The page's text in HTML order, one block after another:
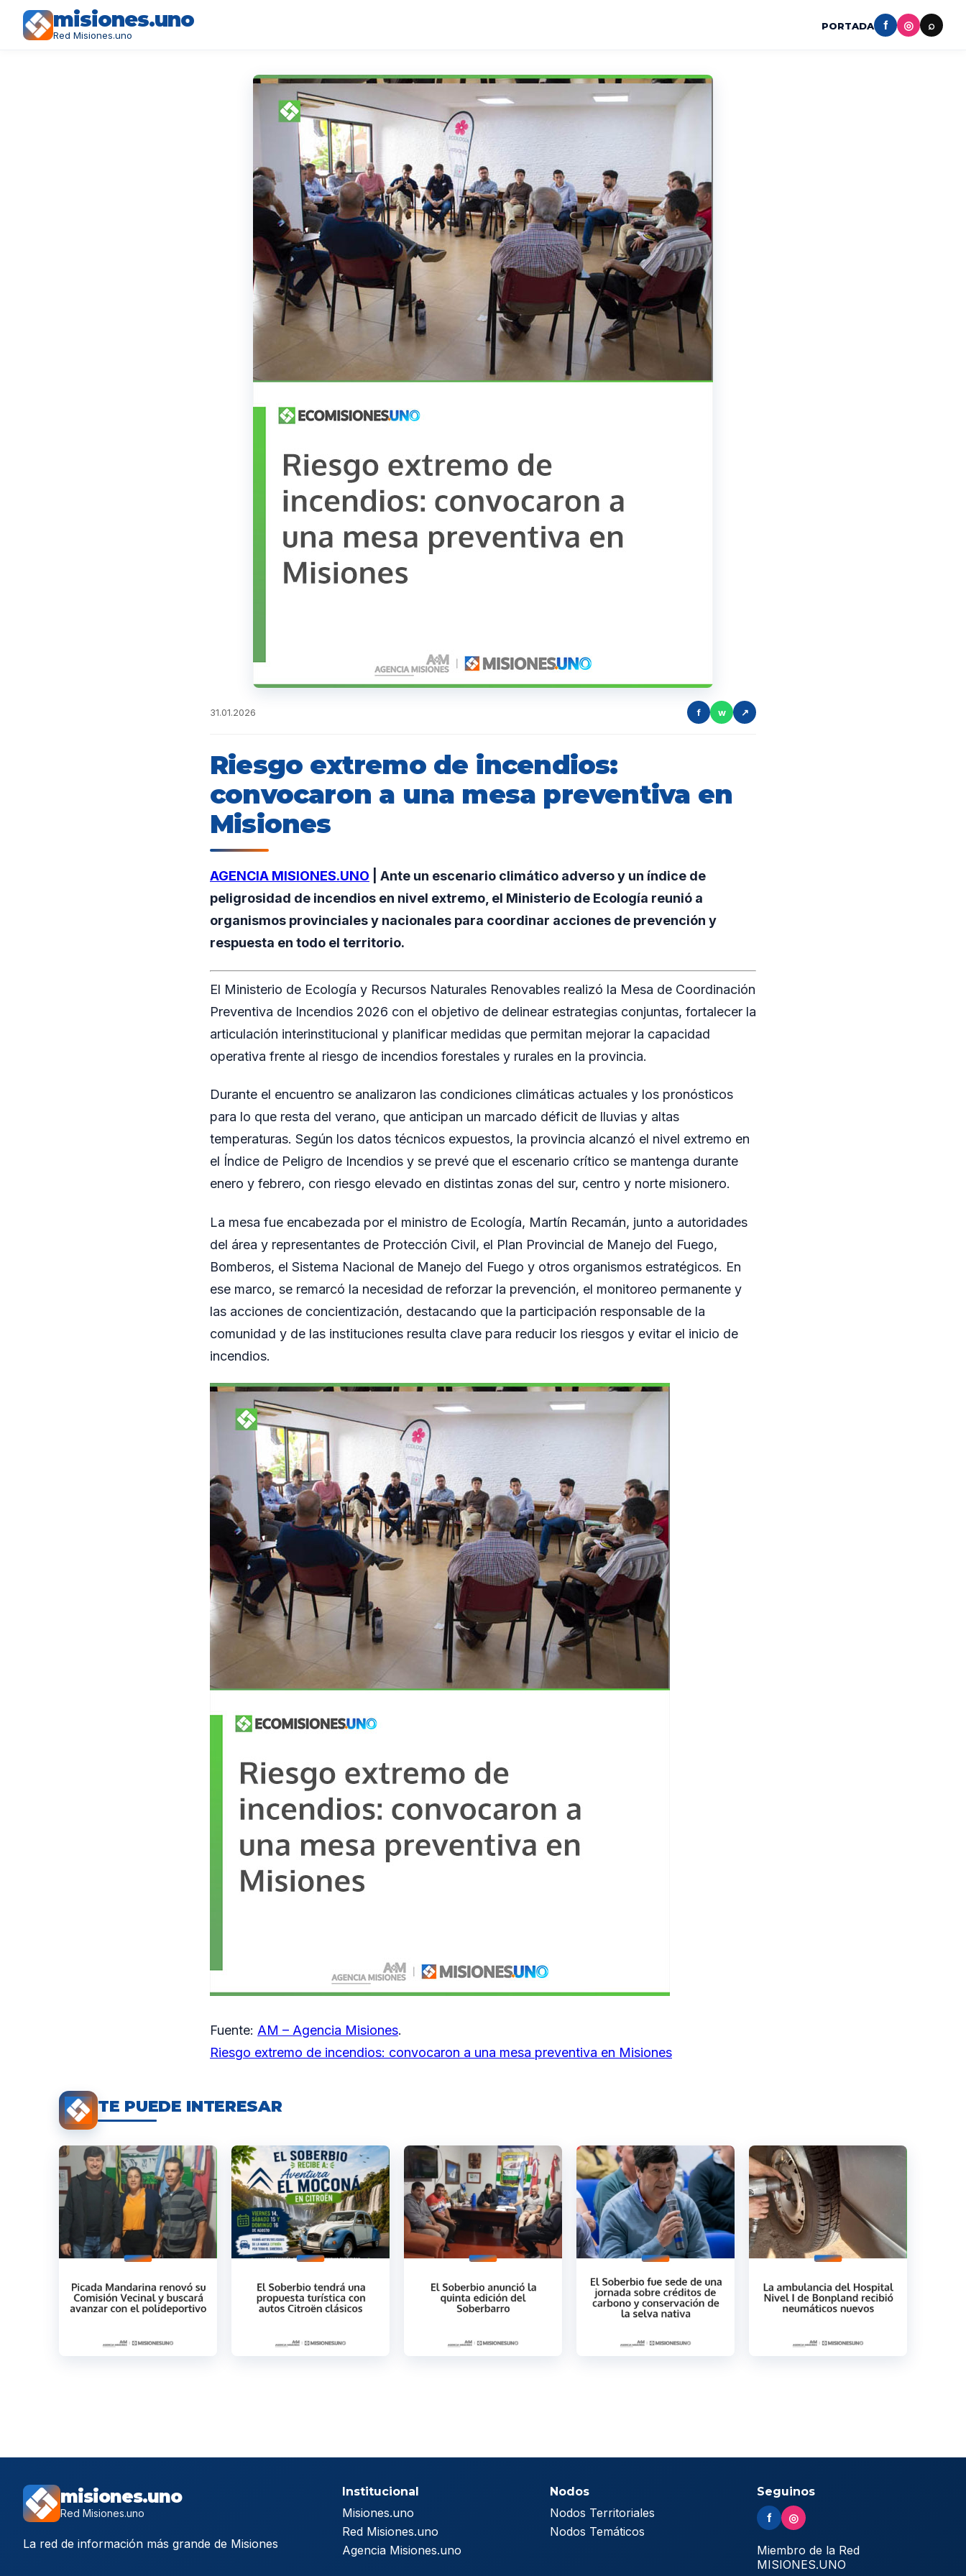
misiones.uno
Red Misiones.uno
PORTADA f ◎ ⌕
31.01.2026 f w ↗
Riesgo extremo de incendios:
convocaron a una mesa preventiva en
Misiones
AGENCIA MISIONES.UNO | Ante un escenario climático adverso y un índice de
peligrosidad de incendios en nivel extremo, el Ministerio de Ecología reunió a
organismos provinciales y nacionales para coordinar acciones de prevención y
respuesta en todo el territorio.
El Ministerio de Ecología y Recursos Naturales Renovables realizó la Mesa de Coordinación
Preventiva de Incendios 2026 con el objetivo de delinear estrategias conjuntas, fortalecer la
articulación interinstitucional y planificar medidas que permitan mejorar la capacidad
operativa frente al riesgo de incendios forestales y rurales en la provincia.
Durante el encuentro se analizaron las condiciones climáticas actuales y los pronósticos
para lo que resta del verano, que anticipan un marcado déficit de lluvias y altas
temperaturas. Según los datos técnicos expuestos, la provincia alcanzó el nivel extremo en
el Índice de Peligro de Incendios y se prevé que el escenario crítico se mantenga durante
enero y febrero, con riesgo elevado en distintas zonas del sur, centro y norte misionero.
La mesa fue encabezada por el ministro de Ecología, Martín Recamán, junto a autoridades
del área y representantes de Protección Civil, el Plan Provincial de Manejo del Fuego,
Bomberos, el Sistema Nacional de Manejo del Fuego y otros organismos estratégicos. En
ese marco, se remarcó la necesidad de reforzar la prevención, el monitoreo permanente y
las acciones de concientización, destacando que la participación responsable de la
comunidad y de las instituciones resulta clave para reducir los riesgos y evitar el inicio de
incendios.
Fuente: AM – Agencia Misiones.
Riesgo extremo de incendios: convocaron a una mesa preventiva en Misiones
TE PUEDE INTERESAR
misiones.uno
Red Misiones.uno
La red de información más grande de Misiones
Institucional
Misiones.uno
Red Misiones.uno
Agencia Misiones.uno
Nodos
Nodos Territoriales
Nodos Temáticos
Seguinos
f ◎
Miembro de la Red
MISIONES.UNO